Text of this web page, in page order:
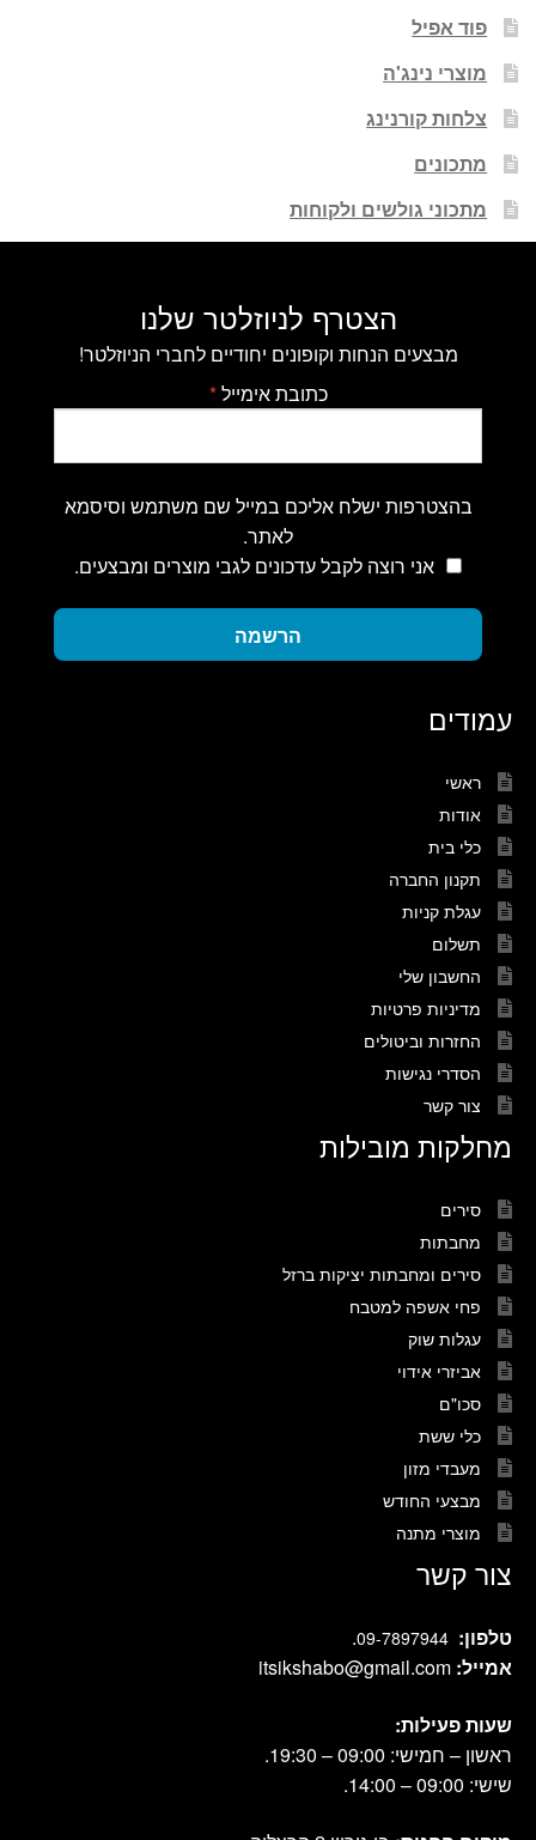
פוד אפיל
מוצרי נינג'ה
צלחות קורנינג
מתכונים
מתכוני גולשים ולקוחות
הצטרף לניוזלטר שלנו
מבצעים הנחות וקופונים יחודיים לחברי הניוזלטר!
כתובת אימייל*
בהצטרפות ישלח אליכם במייל שם משתמש וסיסמא
לאתר.
אני רוצה לקבל עדכונים לגבי מוצרים ומבצעים.
הרשמה
עמודים
ראשי
אודות
כלי בית
תקנון החברה
עגלת קניות
תשלום
החשבון שלי
מדיניות פרטיות
החזרות וביטולים
הסדרי נגישות
צור קשר
מחלקות מובילות
סירים
מחבתות
סירים ומחבתות יציקות ברזל
פחי אשפה למטבח
עגלות שוק
אביזרי אידוי
סכו"ם
כלי ששת
מעבדי מזון
מבצעי החודש
מוצרי מתנה
צור קשר
טלפון: 09-7897944
.
אמייל: itsikshabo@gmail.com
שעות פעילות:
ראשון – חמישי: 09:00 – 19:30.
שישי: 09:00 – 14:00.